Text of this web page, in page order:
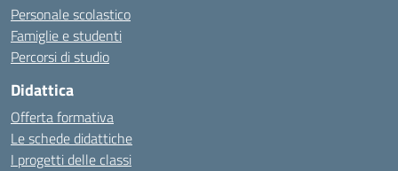
Personale scolastico
Famiglie e studenti
Percorsi di studio
Didattica
Offerta formativa
Le schede didattiche
I progetti delle classi